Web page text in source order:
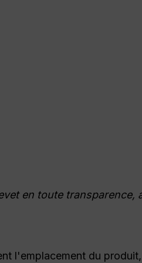
en toute transparence,
l'emplacement du